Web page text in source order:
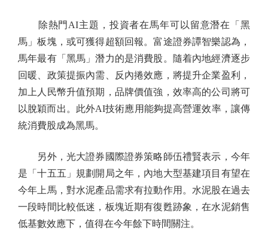
除熱門AI主題，投資者在馬年可以留意潛在「黑
馬」板塊，或可獲得超額回報。富途證券譚智樂認為，
馬年最有「黑馬」潛力的是消費股。隨着內地經濟逐步
回暖、政策提振內需、反內捲效應，將提升企業盈利，
加上人民幣升值預期，品牌價值強，效率高的公司將可
以脫穎而出。此外AI技術應用能夠提高營運效率，讓傳
統消費股成為黑馬。
另外，光大證券國際證券策略師伍禮賢表示，今年
是「十五五」規劃開局之年，內地大型基建項目有望在
今年上馬，對水泥產品需求有拉動作用。水泥股在過去
一段時間比較低迷，板塊近期有復甦跡象，在水泥銷售
低基數效應下，值得在今年餘下時間關注。